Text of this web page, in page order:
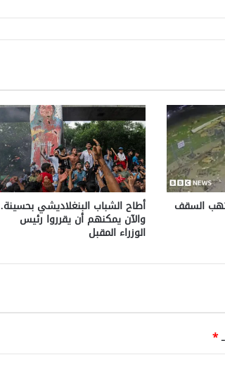
السقف
أطاح الشباب البنغلاديشي بحسينة.
والآن يمكنهم أن يقرروا رئيس
الوزراء المقبل
*